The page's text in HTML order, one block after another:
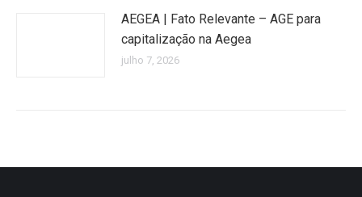
AEGEA | Fato Relevante – AGE para
capitalização na Aegea
julho 7, 2026